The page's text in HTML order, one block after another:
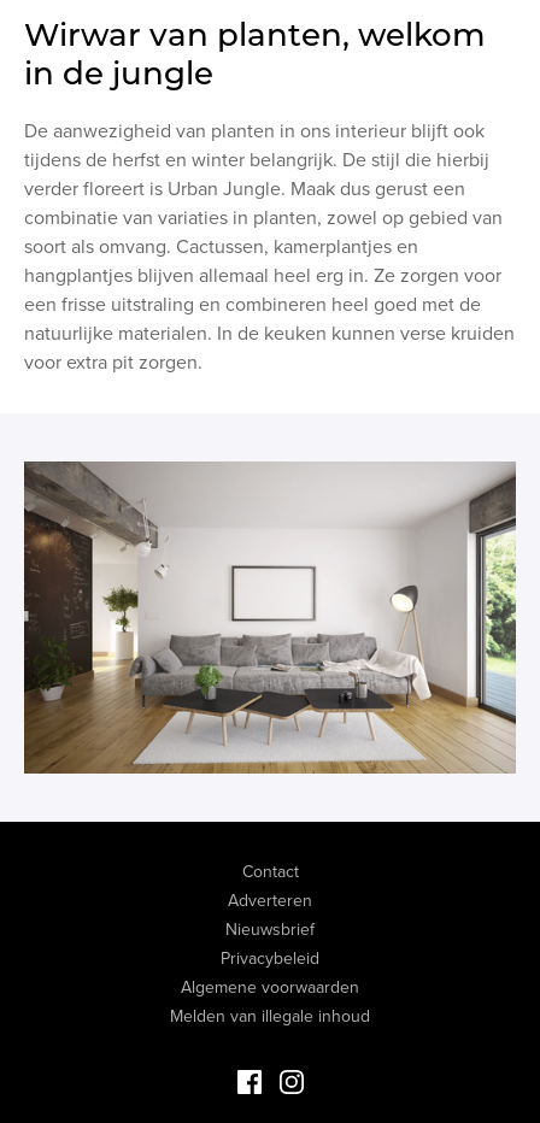
Wirwar van planten, welkom
in de jungle
De aanwezigheid van planten in ons interieur blijft ook
tijdens de herfst en winter belangrijk. De stijl die hierbij
verder floreert is Urban Jungle. Maak dus gerust een
combinatie van variaties in planten, zowel op gebied van
soort als omvang. Cactussen, kamerplantjes en
hangplantjes blijven allemaal heel erg in. Ze zorgen voor
een frisse uitstraling en combineren heel goed met de
natuurlijke materialen. In de keuken kunnen verse kruiden
voor extra pit zorgen.
Contact
Adverteren
Nieuwsbrief
Privacybeleid
Algemene voorwaarden
Melden van illegale inhoud
Facebook Luxevastgoed
Instagram Luxevastgoed